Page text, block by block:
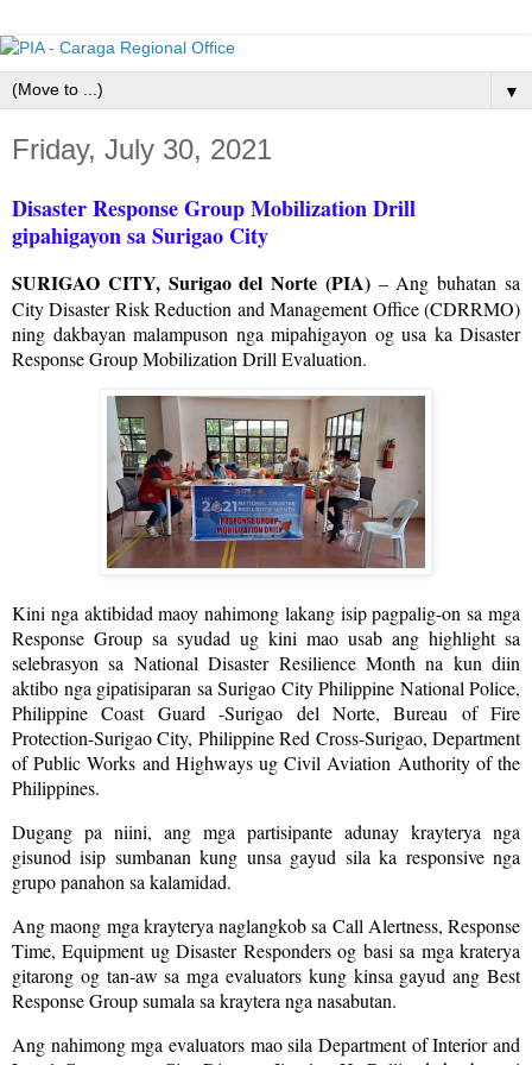
▼
Friday, July 30, 2021
Disaster Response Group Mobilization Drill
gipahigayon sa Surigao City
SURIGAO CITY, Surigao del Norte (PIA)– Ang buhatan sa
City Disaster Risk Reduction and Management Office (CDRRMO)
ning dakbayan malampuson nga mipahigayon og usa ka Disaster
Response Group Mobilization Drill Evaluation.
Kini nga aktibidad maoy nahimong lakang isip pagpalig-on sa mga
Response Group sa syudad ug kini mao usab ang highlight sa
selebrasyon sa National Disaster Resilience Month na kun diin
aktibo nga gipatisiparan sa Surigao City Philippine National Police,
Philippine Coast Guard -Surigao del Norte, Bureau of Fire
Protection-Surigao City, Philippine Red Cross-Surigao, Department
of Public Works and Highways ug Civil Aviation Authority of the
Philippines.
Dugang pa niini, ang mga partisipante adunay krayterya nga
gisunod isip sumbanan kung unsa gayud sila ka responsive nga
grupo panahon sa kalamidad.
Ang maong mga krayterya naglangkob sa Call Alertness, Response
Time, Equipment ug Disaster Responders og basi sa mga kraterya
gitarong og tan-aw sa mga evaluators kung kinsa gayud ang Best
Response Group sumala sa kraytera nga nasabutan.
Ang nahimong mga evaluators mao sila Department of Interior and